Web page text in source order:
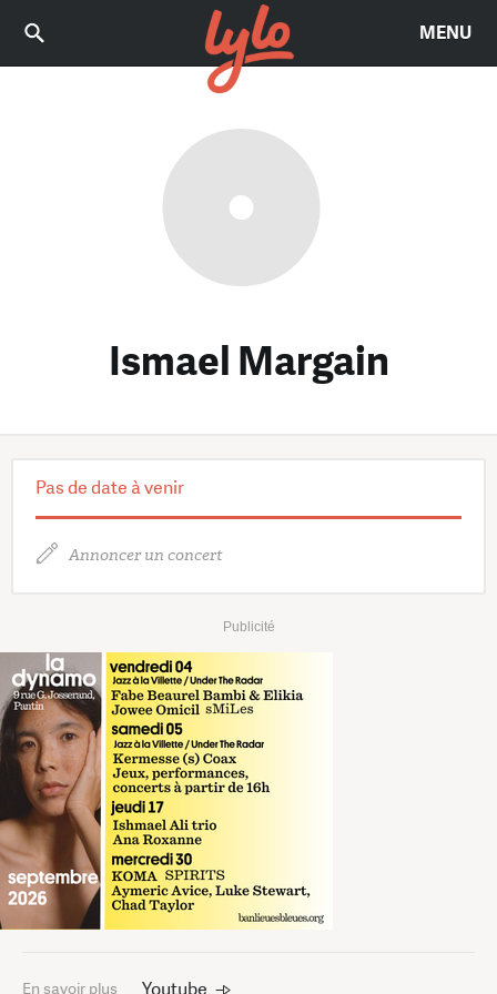
MENU
Ismael Margain
Pas de date à venir
Annoncer un concert
Publicité
En savoir plus Youtube